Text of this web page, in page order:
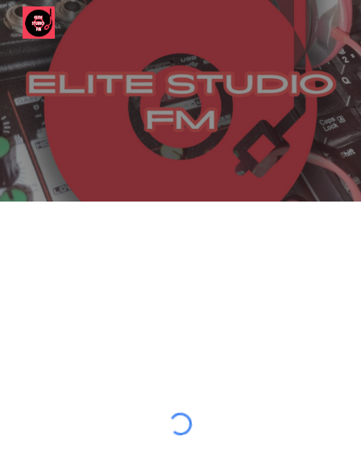
Skip to main content Skip to navigation